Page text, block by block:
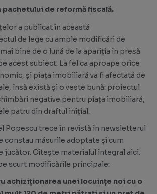
de reformă fiscală.
a publicat în această
de lege cu ample modificări de
bine de o lună de la apariția în presă
acest subiect. La fel ca aproape orice
și piața imobiliară va fi afectată de
însă există și o veste bună: proiectul
negative pentru piața imobiliară,
patru din draftul inițial.
Popescu trece în revistă în newsletterul
constau măsurile adoptate și cum
jucător. Citește materialul integral aici.
scurt modificările principale:
achiziționarea unei locuințe noi cu o